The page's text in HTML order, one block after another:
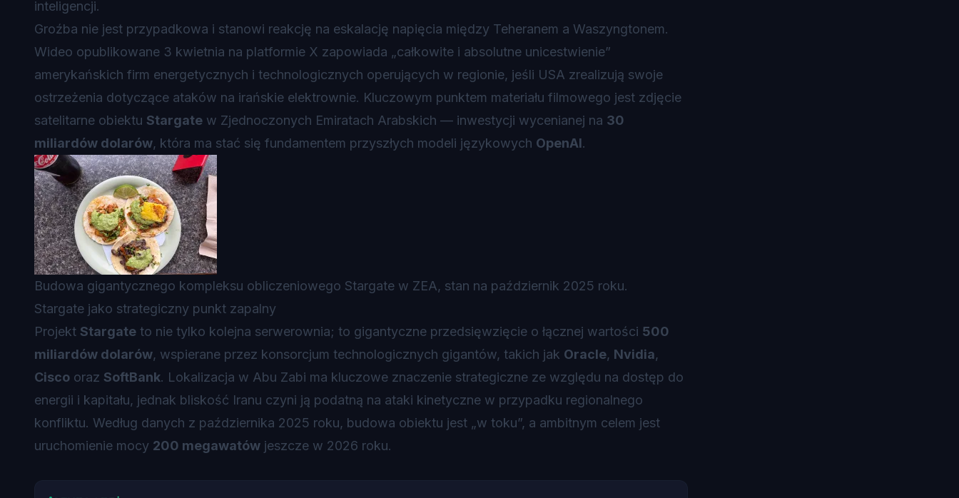
inteligencji.
Groźba nie jest przypadkowa i stanowi reakcję na eskalację napięcia między Teheranem a Waszyngtonem.
Wideo opublikowane 3 kwietnia na platformie X zapowiada „całkowite i absolutne unicestwienie”
amerykańskich firm energetycznych i technologicznych operujących w regionie, jeśli USA zrealizują swoje
ostrzeżenia dotyczące ataków na irańskie elektrownie. Kluczowym punktem materiału filmowego jest zdjęcie
satelitarne obiektu Stargate w Zjednoczonych Emiratach Arabskich — inwestycji wycenianej na 30
miliardów dolarów, która ma stać się fundamentem przyszłych modeli językowych OpenAI.
Budowa gigantycznego kompleksu obliczeniowego Stargate w ZEA, stan na październik 2025 roku.
Stargate jako strategiczny punkt zapalny
Projekt Stargate to nie tylko kolejna serwerownia; to gigantyczne przedsięwzięcie o łącznej wartości 500
miliardów dolarów, wspierane przez konsorcjum technologicznych gigantów, takich jak Oracle, Nvidia,
Cisco oraz SoftBank. Lokalizacja w Abu Zabi ma kluczowe znaczenie strategiczne ze względu na dostęp do
energii i kapitału, jednak bliskość Iranu czyni ją podatną na ataki kinetyczne w przypadku regionalnego
konfliktu. Według danych z października 2025 roku, budowa obiektu jest „w toku”, a ambitnym celem jest
uruchomienie mocy 200 megawatów jeszcze w 2026 roku.